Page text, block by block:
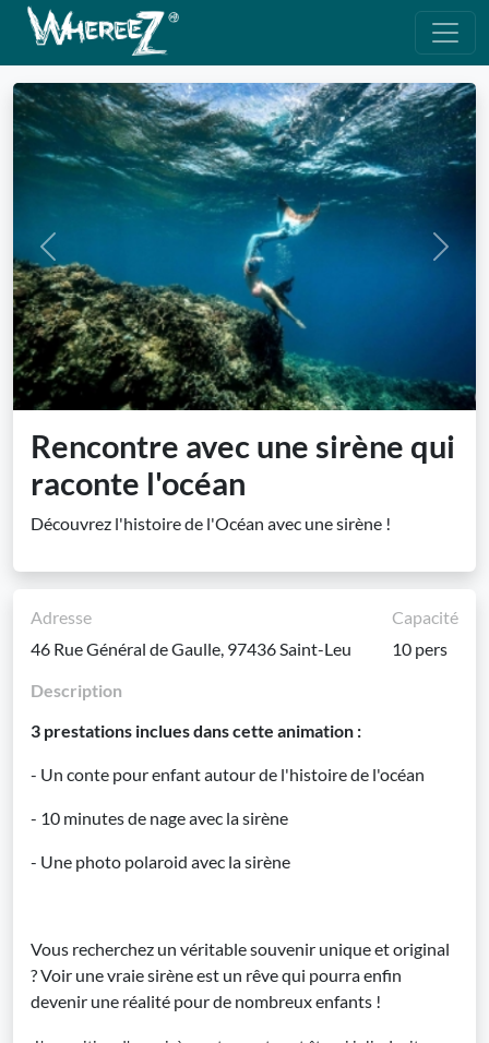
Previous Next
Rencontre avec une sirène qui
raconte l'océan
Découvrez l'histoire de l'Océan avec une sirène !
Adresse
46 Rue Général de Gaulle, 97436 Saint-Leu
Capacité
10 pers
Description
3 prestations inclues dans cette animation :
- Un conte pour enfant autour de l'histoire de l'océan
- 10 minutes de nage avec la sirène
- Une photo polaroid avec la sirène
Vous recherchez un véritable souvenir unique et original
? Voir une vraie sirène est un rêve qui pourra enfin
devenir une réalité pour de nombreux enfants !